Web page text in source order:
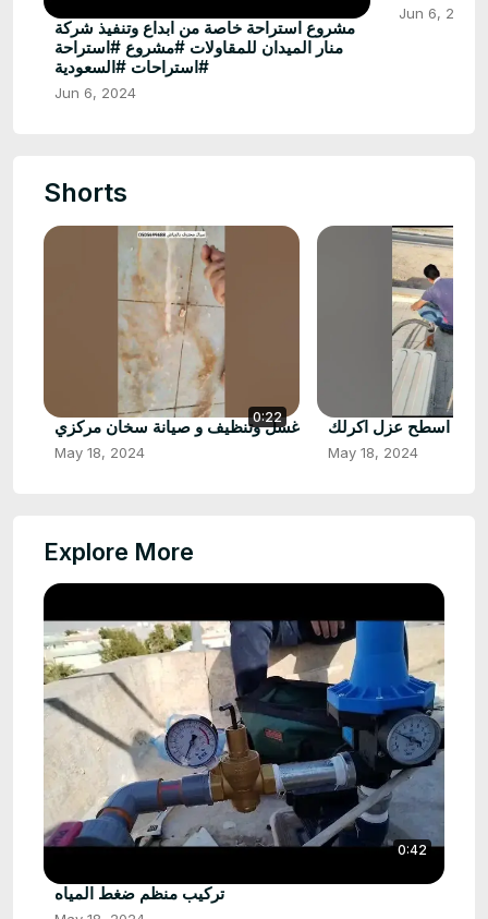
مشروع استراحة خاصة من ابداع وتنفيذ شركة
منار الميدان للمقاولات #مشروع #استراحة
#استراحات #السعودية
Jun 6, 2024
Jun 6, 2024
Shorts
0:22
غسل وتنظيف و صيانة سخان مركزي
May 18, 2024
عزل اسطح عزل اكرلك
May 18, 2024
Explore More
0:42
تركيب منظم ضغط المياه